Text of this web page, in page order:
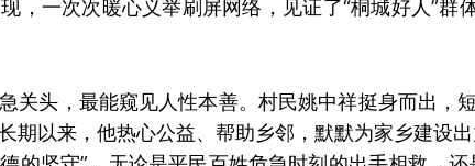
，一次次暖心义举刷屏网络，见证了“桐城好人”群
关头，最能窥见人性本善。村民姚中祥挺身而出，
期以来，他热心公益、帮助乡邻，默默为家乡建设